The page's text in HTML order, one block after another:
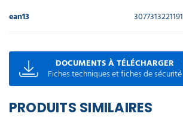
ean13 3077313221191
DOCUMENTS À TÉLÉCHARGER
Fiches techniques et fiches de sécurité
PRODUITS SIMILAIRES